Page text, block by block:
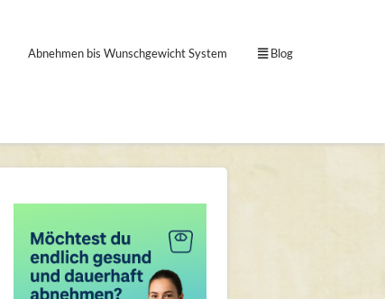
Abnehmen bis Wunschgewicht System Blog